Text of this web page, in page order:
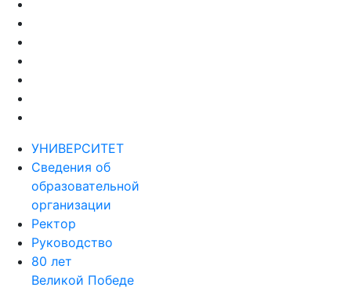
УНИВЕРСИТЕТ
Сведения об
образовательной
организации
Ректор
Руководство
80 лет
Великой Победе